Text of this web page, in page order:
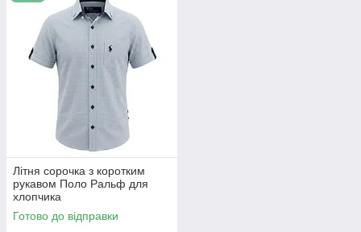
Літня сорочка з коротким
рукавом Поло Ральф для
хлопчика
Готово до відправки